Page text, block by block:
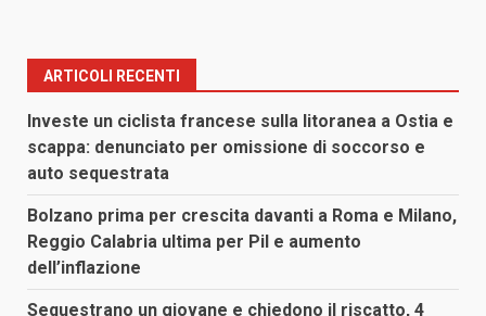
ARTICOLI RECENTI
Investe un ciclista francese sulla litoranea a Ostia e
scappa: denunciato per omissione di soccorso e
auto sequestrata
Bolzano prima per crescita davanti a Roma e Milano,
Reggio Calabria ultima per Pil e aumento
dell’inflazione
Sequestrano un giovane e chiedono il riscatto, 4